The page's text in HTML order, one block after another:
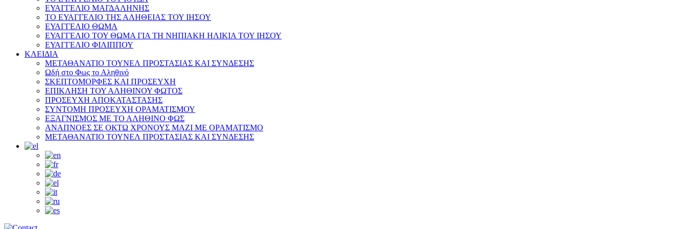
ΕΥΑΓΓΕΛΙΟ ΜΑΓΔΑΛΗΝΗΣ
ΤΟ ΕΥΑΓΓΕΛΙΟ ΤΗΣ ΑΛΗΘΕΙΑΣ ΤΟΥ ΙΗΣΟΥ
ΕΥΑΓΓΕΛΙΟ ΘΩΜΑ
ΕΥΑΓΓΕΛΙΟ ΤΟΥ ΘΩΜΑ ΓΙΑ ΤΗ ΝΗΠΙΑΚΗ ΗΛΙΚΙΑ ΤΟΥ ΙΗΣΟΥ
ΕΥΑΓΓΕΛΙΟ ΦΙΛΙΠΠΟΥ
ΚΛΕΙΔΙΑ
ΜΕΤΑΘΑΝΑΤΙΟ ΤΟΥΝΕΛ ΠΡΟΣΤΑΣΙΑΣ ΚΑΙ ΣΥΝΔΕΣΗΣ
Ωδή στο Φως το Αληθινό
ΣΚΕΠΤΟΜΟΡΦΕΣ ΚΑΙ ΠΡΟΣΕΥΧΗ
ΕΠΙΚΛΗΣΗ ΤΟΥ ΑΛΗΘΙΝΟΥ ΦΩΤΟΣ
ΠΡΟΣΕΥΧΗ ΑΠΟΚΑΤΑΣΤΑΣΗΣ
ΣΥΝΤΟΜΗ ΠΡΟΣΕΥΧΗ ΟΡΑΜΑΤΙΣΜΟΥ
ΕΞΑΓΝΙΣΜΟΣ ΜΕ ΤΟ ΑΛΗΘΙΝΟ ΦΩΣ
ΑΝΑΠΝΟΕΣ ΣΕ ΟΚΤΩ ΧΡΟΝΟΥΣ ΜΑΖΙ ΜΕ ΟΡΑΜΑΤΙΣΜΟ
ΜΕΤΑΘΑΝΑΤΙΟ ΤΟΥΝΕΛ ΠΡΟΣΤΑΣΙΑΣ ΚΑΙ ΣΥΝΔΕΣΗΣ